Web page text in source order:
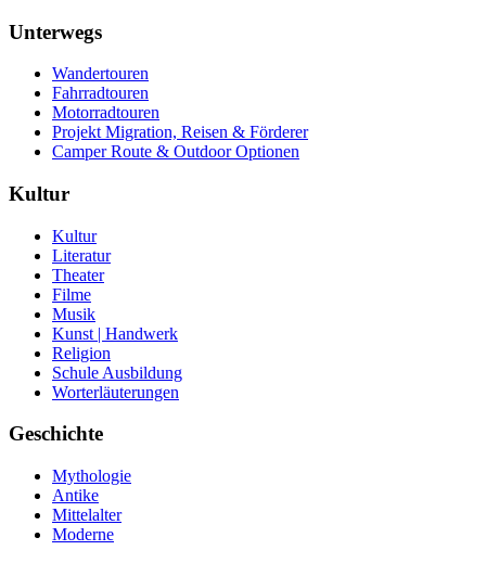
Unterwegs
Wandertouren
Fahrradtouren
Motorradtouren
Projekt Migration, Reisen & Förderer
Camper Route & Outdoor Optionen
Kultur
Kultur
Literatur
Theater
Filme
Musik
Kunst | Handwerk
Religion
Schule Ausbildung
Worterläuterungen
Geschichte
Mythologie
Antike
Mittelalter
Moderne